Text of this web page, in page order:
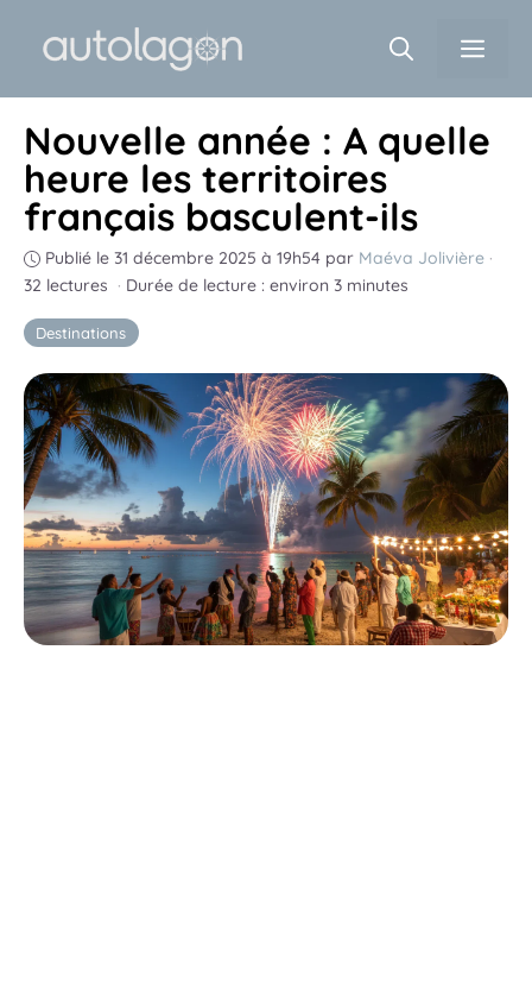
Destinations
Nouvelle année : A quelle
heure les territoires
français basculent-ils
Publié le 31 décembre 2025 à 19h54 par Maéva Jolivière ·
32 lectures · Durée de lecture : environ 3 minutes